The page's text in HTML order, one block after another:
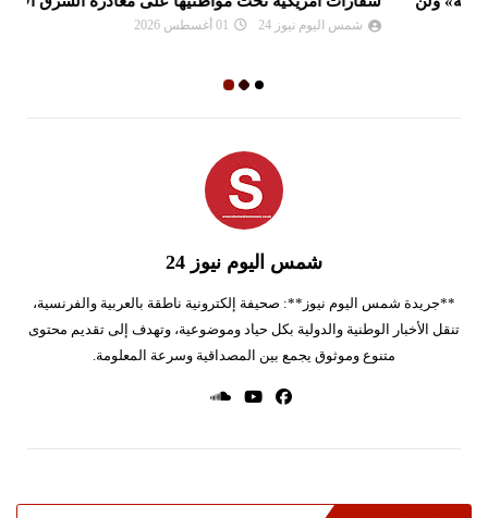
شمس اليوم نيوز 24 01 أغسطس 2026
شمس اليوم نيوز 24
**جريدة شمس اليوم نيوز**: صحيفة إلكترونية ناطقة بالعربية والفرنسية،
تنقل الأخبار الوطنية والدولية بكل حياد وموضوعية، وتهدف إلى تقديم محتوى
متنوع وموثوق يجمع بين المصداقية وسرعة المعلومة.